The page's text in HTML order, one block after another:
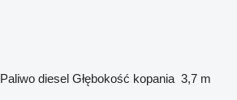
Paliwo diesel Głębokość kopania 3,7 m